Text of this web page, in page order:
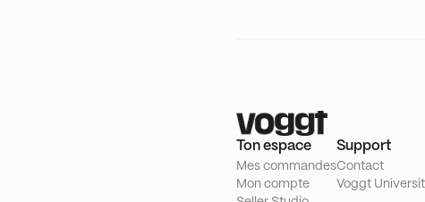
Ton espace
Mes commandes
Mon compte
Support
Contact
Voggt